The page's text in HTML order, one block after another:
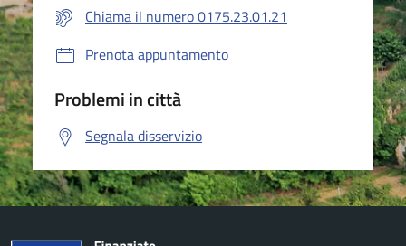
Chiama il numero 0175.23.01.21
Prenota appuntamento
Problemi in città
Segnala disservizio